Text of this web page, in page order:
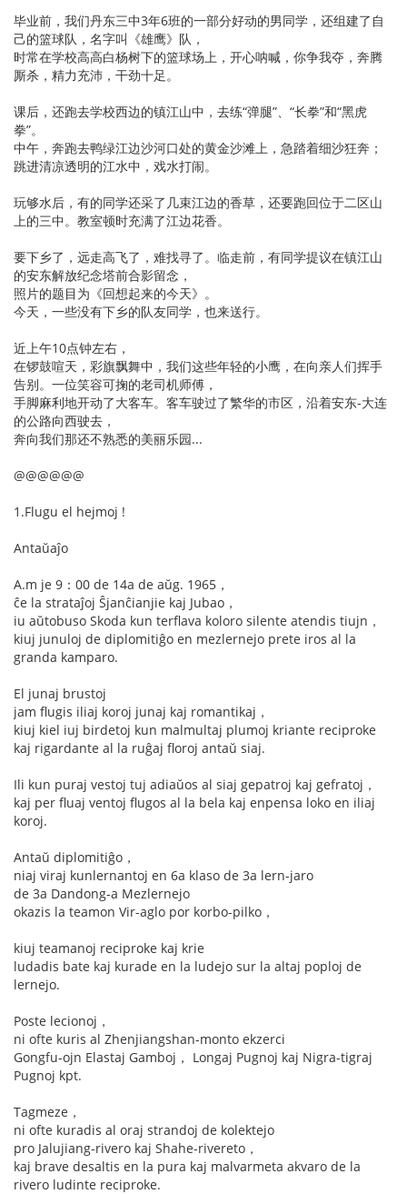
毕业前，我们丹东三中3年6班的一部分好动的男同学，还组建了自
己的篮球队，名字叫《雄鹰》队，
时常在学校高高白杨树下的篮球场上，开心呐喊，你争我夺，奔腾
厮杀，精力充沛，干劲十足。
课后，还跑去学校西边的镇江山中，去练“弹腿”、“长拳”和“黑虎
拳”。
中午，奔跑去鸭绿江边沙河口处的黄金沙滩上，急踏着细沙狂奔；
跳进清凉透明的江水中，戏水打闹。
玩够水后，有的同学还采了几束江边的香草，还要跑回位于二区山
上的三中。教室顿时充满了江边花香。
要下乡了，远走高飞了，难找寻了。临走前，有同学提议在镇江山
的安东解放纪念塔前合影留念，
照片的题目为《回想起来的今天》。
今天，一些没有下乡的队友同学，也来送行。
近上午10点钟左右，
在锣鼓喧天，彩旗飘舞中，我们这些年轻的小鹰，在向亲人们挥手
告别。一位笑容可掬的老司机师傅，
手脚麻利地开动了大客车。客车驶过了繁华的市区，沿着安东-大连
的公路向西驶去，
奔向我们那还不熟悉的美丽乐园...
@@@@@@
1.Flugu el hejmoj !
Antaŭaĵo
A.m je 9：00 de 14a de aŭg. 1965，
ĉe la strataĵoj Ŝjanĉianjie kaj Jubao，
iu aŭtobuso Skoda kun terflava koloro silente atendis tiujn，
kiuj junuloj de diplomitiĝo en mezlernejo prete iros al la
granda kamparo.
El junaj brustoj
jam flugis iliaj koroj junaj kaj romantikaj，
kiuj kiel iuj birdetoj kun malmultaj plumoj kriante reciproke
kaj rigardante al la ruĝaj floroj antaŭ siaj.
Ili kun puraj vestoj tuj adiaŭos al siaj gepatroj kaj gefratoj，
kaj per fluaj ventoj flugos al la bela kaj enpensa loko en iliaj
koroj.
Antaŭ diplomitiĝo，
niaj viraj kunlernantoj en 6a klaso de 3a lern-jaro
de 3a Dandong-a Mezlernejo
okazis la teamon Vir-aglo por korbo-pilko，
kiuj teamanoj reciproke kaj krie
ludadis bate kaj kurade en la ludejo sur la altaj poploj de
lernejo.
Poste lecionoj，
ni ofte kuris al Zhenjiangshan-monto ekzerci
Gongfu-ojn Elastaj Gamboj， Longaj Pugnoj kaj Nigra-tigraj
Pugnoj kpt.
Tagmeze，
ni ofte kuradis al oraj strandoj de kolektejo
pro Jalujiang-rivero kaj Shahe-rivereto，
kaj brave desaltis en la pura kaj malvarmeta akvaro de la
rivero ludinte reciproke.